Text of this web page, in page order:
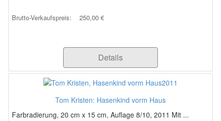
Brutto-Verkaufspreis: 250,00 €
Details
Tom Kristen: Hasenkind vorm Haus
Farbradierung, 20 cm x 15 cm, Auflage 8/10, 2011 Mit ...